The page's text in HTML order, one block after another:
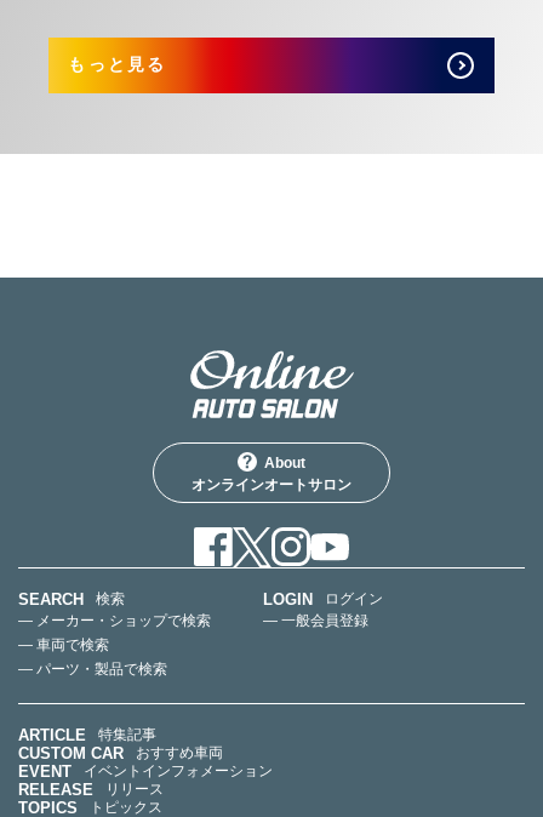
もっと見る
About
オンラインオートサロン
SEARCH
検索
— メーカー・ショップで検索
— 車両で検索
— パーツ・製品で検索
LOGIN
ログイン
— 一般会員登録
ARTICLE 特集記事
CUSTOM CAR おすすめ車両
EVENT イベントインフォメーション
RELEASE リリース
TOPICS トピックス